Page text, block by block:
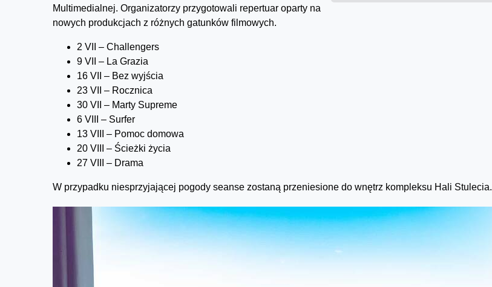
Multimedialnej. Organizatorzy przygotowali repertuar oparty na
nowych produkcjach z różnych gatunków filmowych.
2 VII – Challengers
9 VII – La Grazia
16 VII – Bez wyjścia
23 VII – Rocznica
30 VII – Marty Supreme
6 VIII – Surfer
13 VIII – Pomoc domowa
20 VIII – Ścieżki życia
27 VIII – Drama
W przypadku niesprzyjającej pogody seanse zostaną przeniesione do wnętrz kompleksu Hali Stulecia.